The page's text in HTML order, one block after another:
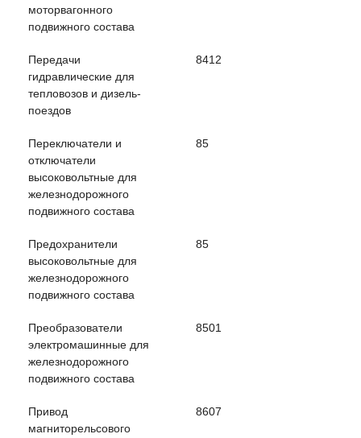
моторвагонного
подвижного состава
Передачи
гидравлические для
тепловозов и дизель-
поездов
8412
Переключатели и
отключатели
высоковольтные для
железнодорожного
подвижного состава
85
Предохранители
высоковольтные для
железнодорожного
подвижного состава
85
Преобразователи
электромашинные для
железнодорожного
подвижного состава
8501
Привод
магниторельсового
8607